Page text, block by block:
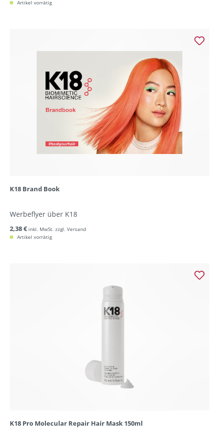
Artikel vorrätig
K18 Brand Book
Werbeflyer über K18
2,38 € inkl. MwSt. zzgl. Versand
Artikel vorrätig
K18 Pro Molecular Repair Hair Mask 150ml